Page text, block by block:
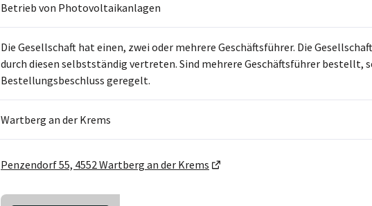
Betrieb von Photovoltaikanlagen
Die Gesellschaft hat einen, zwei oder mehrere Geschäftsführer. Die
durch diesen selbstständig vertreten. Sind mehrere Geschäftsführer bestellt,
Bestellungsbeschluss geregelt.
Wartberg an der Krems
Penzendorf 55, 4552 Wartberg an der Krems